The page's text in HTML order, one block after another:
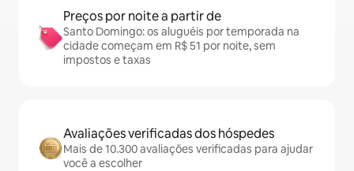
Preços por noite a partir de
Santo Domingo: os aluguéis por temporada na
cidade começam em R$ 51 por noite, sem
impostos e taxas
Avaliações verificadas dos hóspedes
Mais de 10.300 avaliações verificadas para ajudar
você a escolher